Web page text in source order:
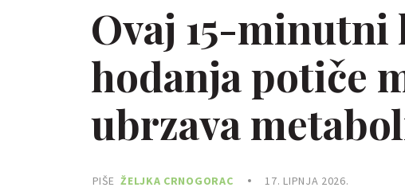
Ovaj 15-
hodanja potiče
ubrzava
PIŠE ŽELJKA CRNOGORAC 17. LIPNJA 2026.